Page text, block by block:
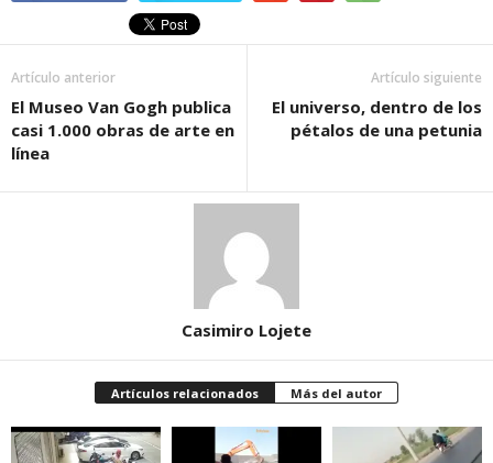
Artículo anterior
El Museo Van Gogh publica
casi 1.000 obras de arte en
línea
Artículo siguiente
El universo, dentro de los
pétalos de una petunia
Casimiro Lojete
Artículos relacionados Más del autor